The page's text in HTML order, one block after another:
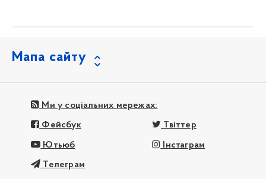
Мапа сайту
Ми у соціальних мережах:
Фейсбук Твіттер
Ютьюб Інстаграм
Телеграм